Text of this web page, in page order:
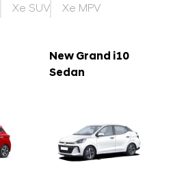
Xe SUV Xe MPV
New Grand i10
Sedan